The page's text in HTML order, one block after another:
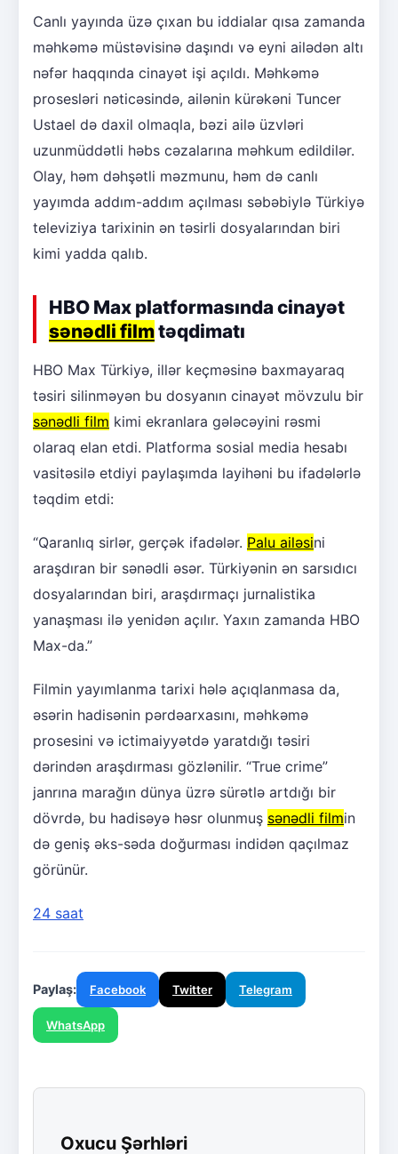
Canlı yayında üzə çıxan bu iddialar qısa zamanda
məhkəmə müstəvisinə daşındı və eyni ailədən altı
nəfər haqqında cinayət işi açıldı. Məhkəmə
prosesləri nəticəsində, ailənin kürəkəni Tuncer
Ustael də daxil olmaqla, bəzi ailə üzvləri
uzunmüddətli həbs cəzalarına məhkum edildilər.
Olay, həm dəhşətli məzmunu, həm də canlı
yayımda addım-addım açılması səbəbiylə Türkiyə
televiziya tarixinin ən təsirli dosyalarından biri
kimi yadda qalıb.
HBO Max platformasında cinayət
sənədli filmtəqdimatı
HBO Max Türkiyə, illər keçməsinə baxmayaraq
təsiri silinməyən bu dosyanın cinayət mövzulu bir
sənədli film kimi ekranlara gələcəyini rəsmi
olaraq elan etdi. Platforma sosial media hesabı
vasitəsilə etdiyi paylaşımda layihəni bu ifadələrlə
təqdim etdi:
“Qaranlıq sirlər, gerçək ifadələr. Palu ailəsini
araşdıran bir sənədli əsər. Türkiyənin ən sarsıdıcı
dosyalarından biri, araşdırmaçı jurnalistika
yanaşması ilə yenidən açılır. Yaxın zamanda HBO
Max-da.”
Filmin yayımlanma tarixi hələ açıqlanmasa da,
əsərin hadisənin pərdəarxasını, məhkəmə
prosesini və ictimaiyyətdə yaratdığı təsiri
dərindən araşdırması gözlənilir. “True crime”
janrına marağın dünya üzrə sürətlə artdığı bir
dövrdə, bu hadisəyə həsr olunmuş sənədli filmin
də geniş əks-səda doğurması indidən qaçılmaz
görünür.
24 saat
Paylaş: Facebook Twitter Telegram
WhatsApp
Oxucu Şərhləri